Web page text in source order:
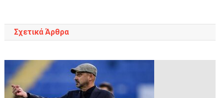
Σχετικά Άρθρα